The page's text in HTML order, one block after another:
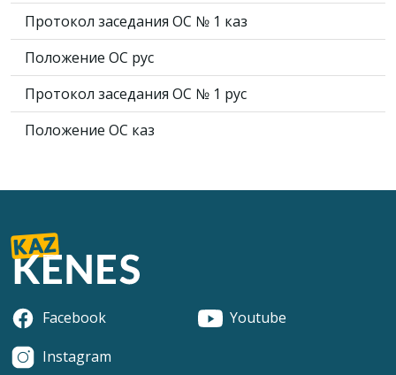
Протокол заседания ОС № 1 каз
Положение ОС рус
Протокол заседания ОС № 1 рус
Положение ОС каз
Facebook
Youtube
Instagram